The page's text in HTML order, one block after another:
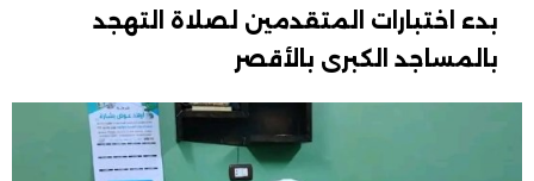
بدء اختبارات المتقدمين لصلاة التهجد
بالمساجد الكبرى بالأقصر